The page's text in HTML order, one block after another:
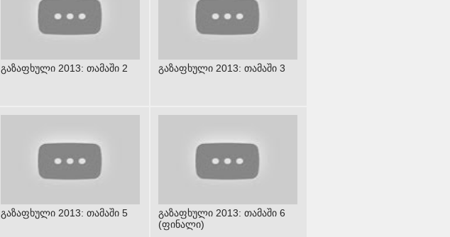
გაზაფხული 2013: თამაში 2 გაზაფხული 2013: თამაში 3
გაზაფხული 2013: თამაში 5
გაზაფხული 2013: თამაში 6
(ფინალი)